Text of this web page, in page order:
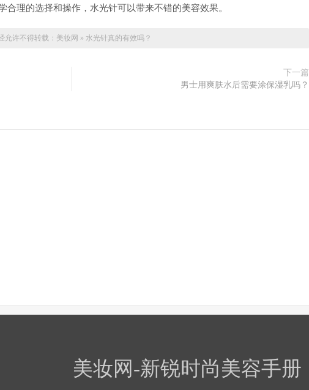
理的选择和操作，水光针可以带来不错的美容效果。
允许不得转载： 美妆网 » 水光针真的有效吗？
下一篇
男士用爽肤水后需要涂保湿乳吗？
美妆网-新锐时尚美容手册